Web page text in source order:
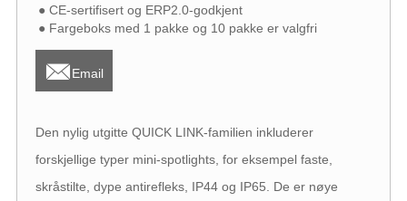
● CE-sertifisert og ERP2.0-godkjent
● Fargeboks med 1 pakke og 10 pakke er valgfri
Email
Den nylig utgitte QUICK LINK-familien inkluderer
forskjellige typer mini-spotlights, for eksempel faste,
skråstilte, dype antirefleks, IP44 og IP65. De er nøye